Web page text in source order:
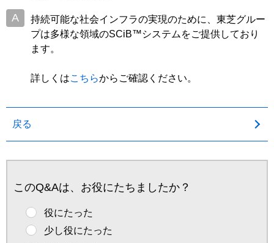
持続可能な社会インフラの実現のために、東芝グルー
プは多様な領域のSCiB™システムをご提供しており
ます。
詳しくはこちらからご確認ください。
戻る
このQ&Aは、お役にたちましたか？
役にたった
少し役にたった